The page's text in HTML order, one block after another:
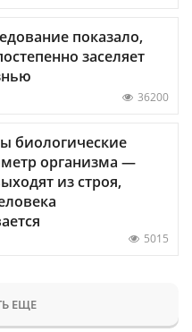
показало,
заселяет
36200
биологические
организма —
из строя,
5015
ЕЩЕ